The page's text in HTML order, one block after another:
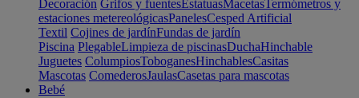
Decoración Grifos y fuentesEstatuasMacetasTermómetros y
estaciones metereológicasPanelesCesped Artificial
Textil Cojines de jardínFundas de jardín
Piscina PlegableLimpieza de piscinasDuchaHinchable
Juguetes ColumpiosToboganesHinchablesCasitas
Mascotas ComederosJaulasCasetas para mascotas
Bebé